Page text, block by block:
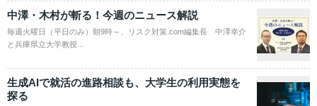
中澤・木村が斬る！今週のニュース解説
毎週火曜日（平日のみ）朝9時～、リスク対策.com編集長 中澤幸介
と兵庫県立大学教授…
生成AIで就活の進路相談も、大学生の利用実態を
探る